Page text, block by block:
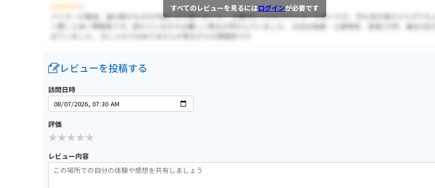
すべてのレビューを見るにはログインが必要です
レビューを投稿する
訪問日時
評価
レビュー内容